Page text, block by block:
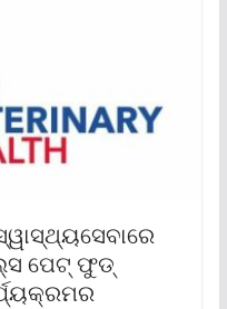
ପେଟ୍ ଫୁଡ୍